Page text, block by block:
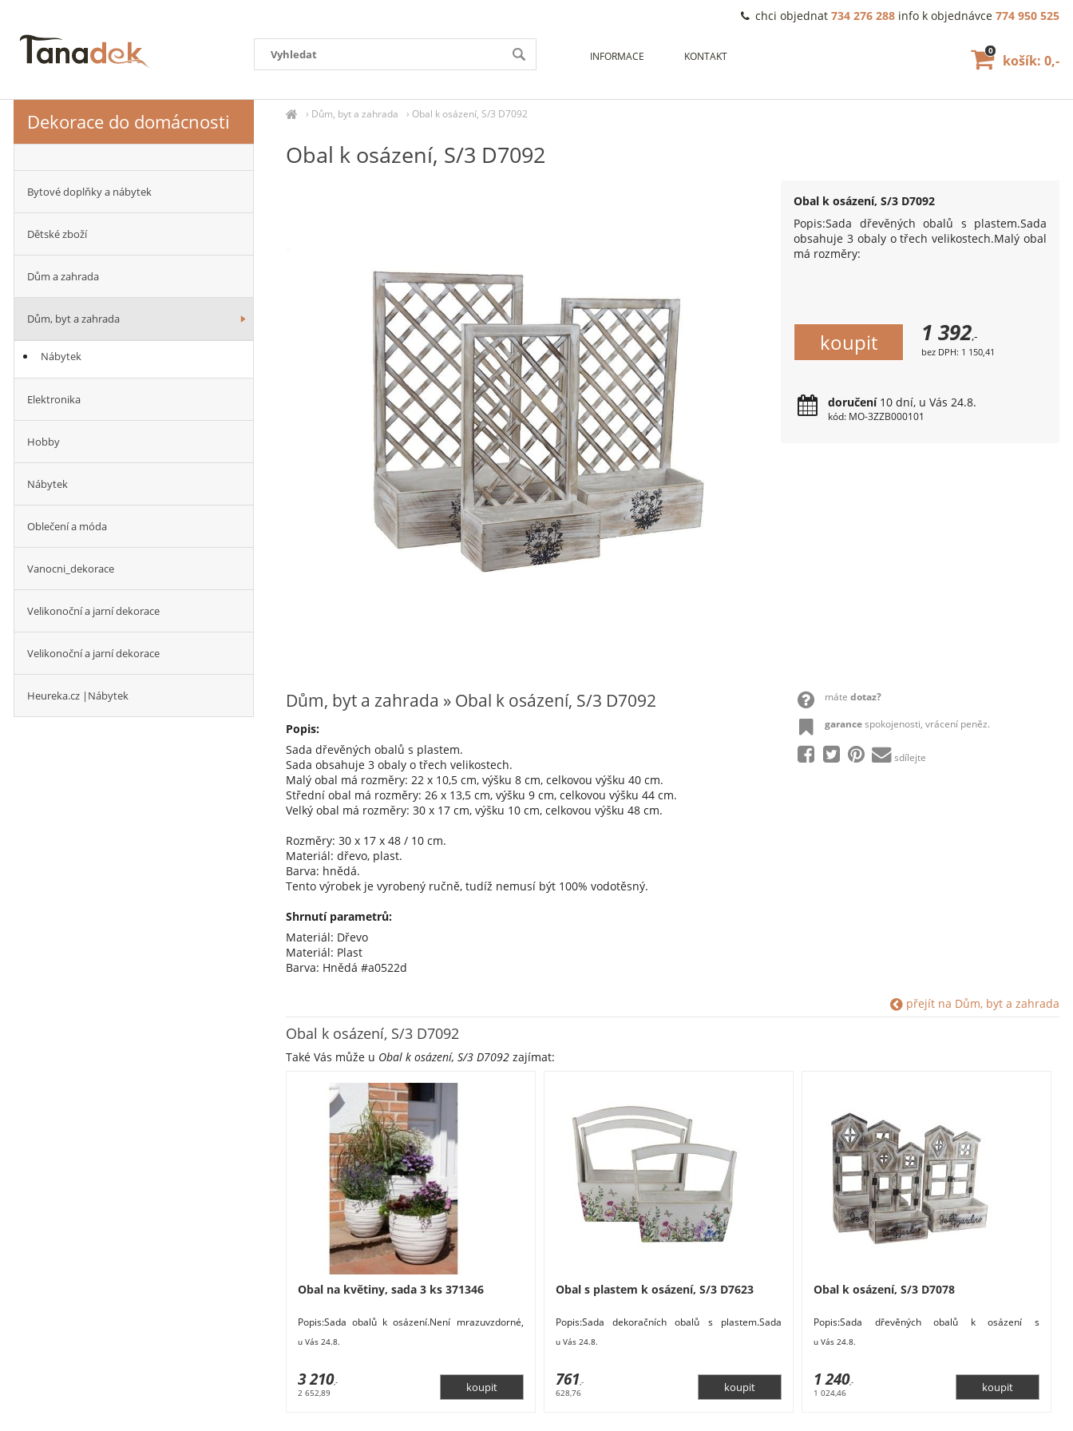
› Dům, byt a zahrada › Obal k osázení, S/3 D7092
Obal k osázení, S/3 D7092
Obal k osázení, S/3 D7092
Popis:Sada dřevěných obalů s plastem.Sada
obsahuje 3 obaly o třech velikostech.Malý obal
má rozměry:
1 392,-
bez DPH: 1 150,41
doručení10 dní, u Vás 24.8.
kód: MO-3ZZB000101
máte dotaz?
garancespokojenosti, vrácení peněz.
sdílejte
Dům, byt a zahrada » Obal k osázení, S/3 D7092
Popis:
Sada dřevěných obalů s plastem.
Sada obsahuje 3 obaly o třech velikostech.
Malý obal má rozměry: 22 x 10,5 cm, výšku 8 cm, celkovou výšku 40 cm.
Střední obal má rozměry: 26 x 13,5 cm, výšku 9 cm, celkovou výšku 44 cm.
Velký obal má rozměry: 30 x 17 cm, výšku 10 cm, celkovou výšku 48 cm.
Rozměry: 30 x 17 x 48 / 10 cm.
Materiál: dřevo, plast.
Barva: hnědá.
Tento výrobek je vyrobený ručně, tudíž nemusí být 100% vodotěsný.
Shrnutí parametrů:
Materiál: Dřevo
Materiál: Plast
Barva: Hnědá #a0522d
přejít na Dům, byt a zahrada
Obal k osázení, S/3 D7092
Také Vás může u Obal k osázení, S/3 D7092zajímat:
Obal na květiny, sada 3 ks 371346
Popis:Sada obalů k osázení.Není mrazuvzdorné,
u Vás 24.8.
3 210,-
2 652,89
Obal s plastem k osázení, S/3 D7623
Popis:Sada dekoračních obalů s plastem.Sada
rozměry:
u Vás 24.8.
761,-
628,76
Obal k osázení, S/3 D7078
Popis:Sada dřevěných obalů k osázení s
velikostech.Malý
u Vás 24.8.
1 240,-
1 024,46
Dekorace do domácnosti
Bytové doplňky a nábytek
Dětské zboží
Dům a zahrada
Dům, byt a zahrada
Nábytek
Elektronika
Hobby
Nábytek
Oblečení a móda
Vanocni_dekorace
Velikonoční a jarní dekorace
Velikonoční a jarní dekorace
Heureka.cz |Nábytek
INFORMACE KONTAKT
chci objednat 734 276 288 info k objednávce 774 950 525
košík: 0,-
0